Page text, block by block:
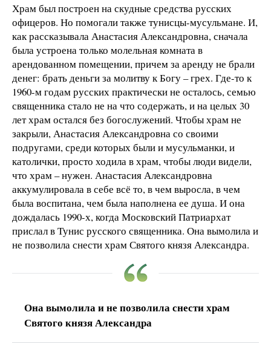
Храм был построен на скудные средства русских
офицеров. Но помогали также тунисцы-мусульмане. И,
как рассказывала Анастасия Александровна, сначала
была устроена только молельная комната в
арендованном помещении, причем за аренду не брали
денег: брать деньги за молитву к Богу – грех. Где-то к
1960-м годам русских практически не осталось, семью
священника стало не на что содержать, и на целых 30
лет храм остался без богослужений. Чтобы храм не
закрыли, Анастасия Александровна со своими
подругами, среди которых были и мусульманки, и
католички, просто ходила в храм, чтобы люди видели,
что храм – нужен. Анастасия Александровна
аккумулировала в себе всё то, в чем выросла, в чем
была воспитана, чем была наполнена ее душа. И она
дождалась 1990-х, когда Московский Патриархат
прислал в Тунис русского священника. Она вымолила и
не позволила снести храм Святого князя Александра.
Она вымолила и не позволила снести храм
Святого князя Александра